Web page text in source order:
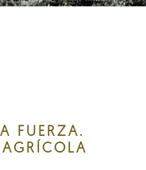
FUERZA.
IDIOMA :